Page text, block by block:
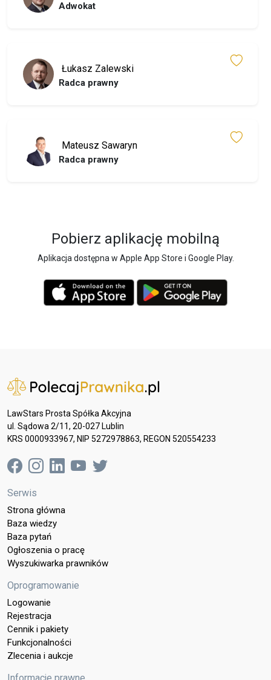
Adwokat
Łukasz Zalewski
Radca prawny
Mateusz Sawaryn
Radca prawny
Pobierz aplikację mobilną
Aplikacja dostępna w Apple App Store i Google Play.
LawStars Prosta Spółka Akcyjna
ul. Sądowa 2/11, 20-027 Lublin
KRS 0000933967, NIP 5272978863, REGON 520554233
Serwis
Strona główna
Baza wiedzy
Baza pytań
Ogłoszenia o pracę
Wyszukiwarka prawników
Oprogramowanie
Logowanie
Rejestracja
Cennik i pakiety
Funkcjonalności
Zlecenia i aukcje
Informacje prawne